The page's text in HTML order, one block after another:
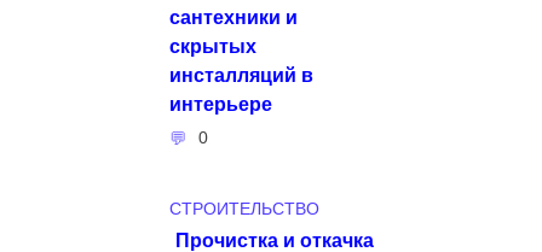
сантехники и
скрытых
инсталляций в
интерьере
0
СТРОИТЕЛЬСТВО
Прочистка и откачка